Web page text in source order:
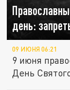
день:
09 ИЮНЯ 06:21
9 июня
День